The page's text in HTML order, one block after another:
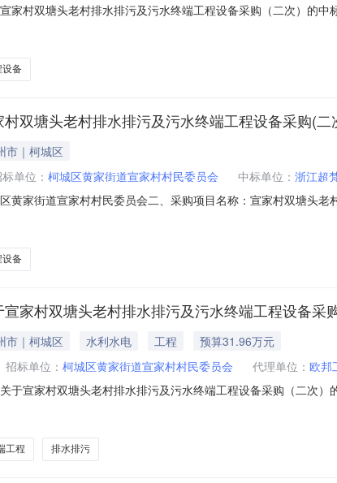
家村双塘头老村排水排污及污水终端工程设备采购（二次）的
组织类型：分散采购-分散委托中介五．采购方式：公开招标
污及
设备
双塘头老村排水排污及污水终端工程设备采购(
市｜柯城区
单位： 柯城区黄家街道宣家村村民委员会 中标单位： 浙江超
黄家街道宣家村村民委员会二、采购项目名称：宣家村双塘头
村排水排污及污水终端工程设备采购（二次）1批262700浙江
设备
家村双塘头老村排水排污及污水终端工程设备采
市｜柯城区 水利水电 工程
预算31.96万元
招标单位： 柯城区黄家街道宣家村村民委员会 代理单位： 欧邦
于宣家村双塘头老村排水排污及污水终端工程设备采购（二
》四、投标供应商资格要求:1.符合《中华人民共和国政府采购法
工程 排水排污